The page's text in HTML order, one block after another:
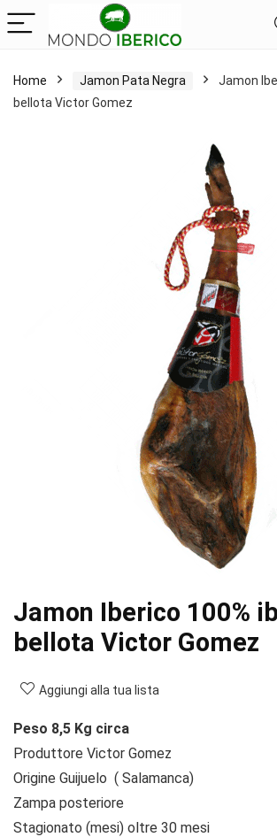
Home Jamon Pata Negra
Jamon
bellota Victor Gomez
Jamon Iberico 100%
bellota Victor Gomez
Aggiungi alla tua lista
Peso 8,5 Kg circa
Produttore Victor Gomez
Origine Guijuelo ( Salamanca)
Zampa posteriore
Stagionato (mesi) oltre 30 mesi